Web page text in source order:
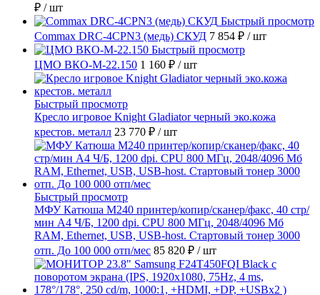
₽ / шт
Быстрый просмотр
Commax DRC-4CPN3 (медь) СКУД 7 854 ₽ / шт
Быстрый просмотр
ЦМО ВКО-М-22.150 1 160 ₽ / шт
Быстрый просмотр
Кресло игровое Knight Gladiator черный эко.кожа
крестов. металл 23 770 ₽ / шт
Быстрый просмотр
МФУ Катюша M240 принтер/копир/сканер/факс, 40 стр/
мин А4 Ч/Б, 1200 dpi. CPU 800 МГц, 2048/4096 Мб
RAM, Ethernet, USB, USB-host. Стартовый тонер 3000
отп. До 100 000 отп/мес 85 820 ₽ / шт